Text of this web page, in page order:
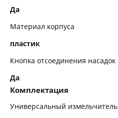
Да
Материал корпуса
пластик
Кнопка отсоединения насадок
Да
Комплектация
Универсальный измельчитель